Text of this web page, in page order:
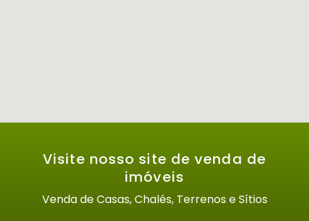
Visite nosso site de venda de
imóveis
Venda de Casas, Chalés, Terrenos e Sítios